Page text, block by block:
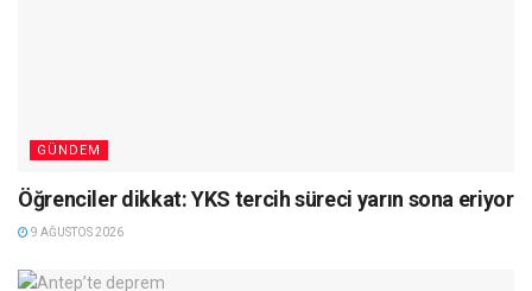
GÜNDEM
Öğrenciler dikkat: YKS tercih süreci yarın sona eriyor
9 AĞUSTOS 2026